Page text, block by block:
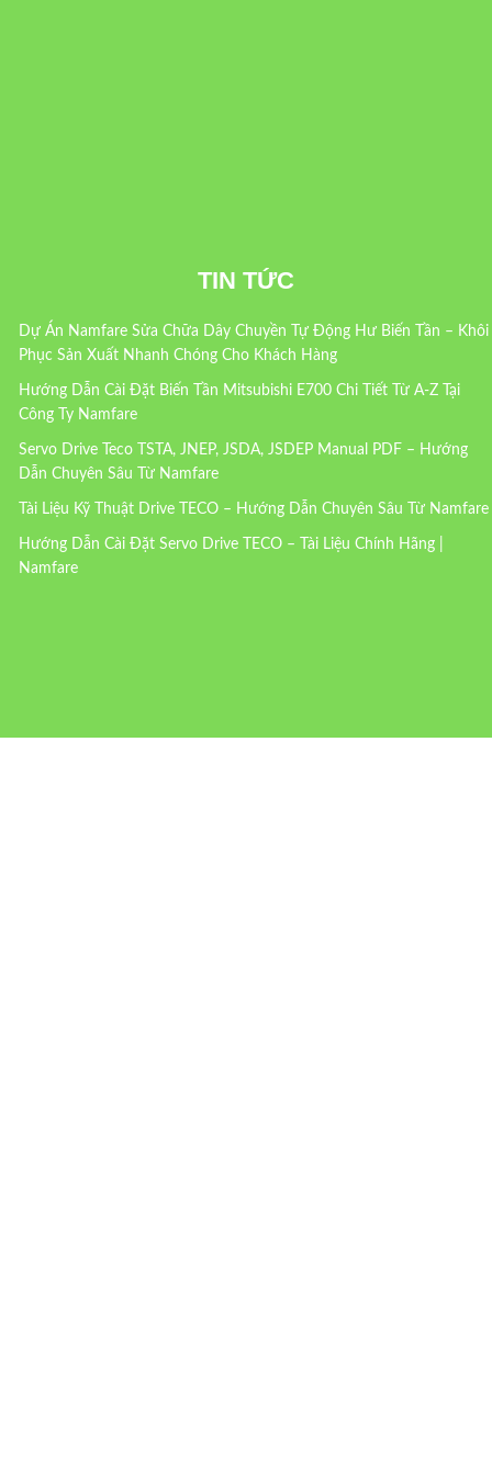
TIN TỨC
Dự Án Namfare Sửa Chữa Dây Chuyền Tự Động Hư Biến Tần – Khôi
Phục Sản Xuất Nhanh Chóng Cho Khách Hàng
Hướng Dẫn Cài Đặt Biến Tần Mitsubishi E700 Chi Tiết Từ A-Z Tại
Công Ty Namfare
Servo Drive Teco TSTA, JNEP, JSDA, JSDEP Manual PDF – Hướng
Dẫn Chuyên Sâu Từ Namfare
Tài Liệu Kỹ Thuật Drive TECO – Hướng Dẫn Chuyên Sâu Từ Namfare
Hướng Dẫn Cài Đặt Servo Drive TECO – Tài Liệu Chính Hãng |
Namfare